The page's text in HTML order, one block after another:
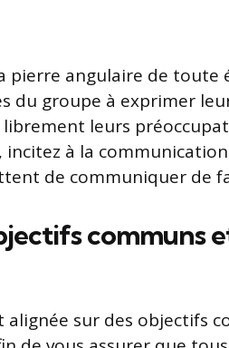
pierre angulaire de
du groupe à exprimer
leurs
incitez à la
de communiquer de
communs
alignée sur des objectifs